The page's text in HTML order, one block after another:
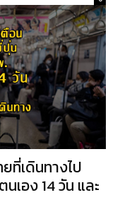
ที่เดินทางไป
เอง 14 วัน และ